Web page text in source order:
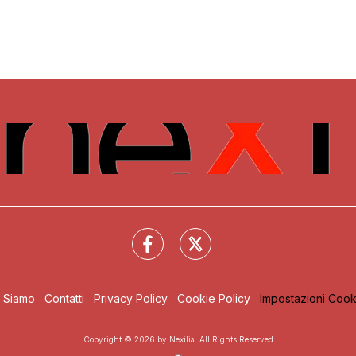
Siamo Contatti Privacy Policy Cookie Policy Impostazioni
Copyright © 2026 by Nexilia. All Rights Reserved